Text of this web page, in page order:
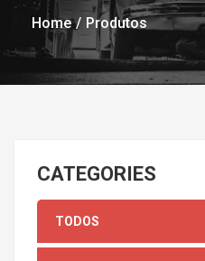
Home Produtos
CATEGORIES
TODOS